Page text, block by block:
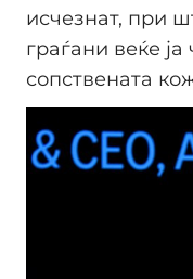
исчезнат, при
граѓани веќе ја
сопствената